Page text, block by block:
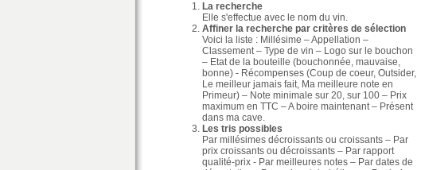
La recherche
Elle s'effectue avec le nom du vin.
Affiner la recherche par critères de sélection
Voici la liste : Millésime – Appellation –
Classement – Type de vin – Logo sur le bouchon
– Etat de la bouteille (bouchonnée, mauvaise,
bonne) - Récompenses (Coup de coeur, Outsider,
Le meilleur jamais fait, Ma meilleure note en
Primeur) – Note minimale sur 20, sur 100 – Prix
maximum en TTC – A boire maintenant – Présent
dans ma cave.
Les tris possibles
Par millésimes décroissants ou croissants – Par
prix croissants ou décroissants – Par rapport
qualité-prix - Par meilleures notes – Par dates de